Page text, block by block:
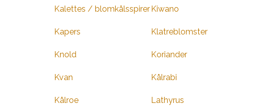
Kalettes / blomkålsspirer Kiwano
Kapers Klatreblomster
Knold Koriander
Kvan Kålrabi
Kålroe Lathyrus